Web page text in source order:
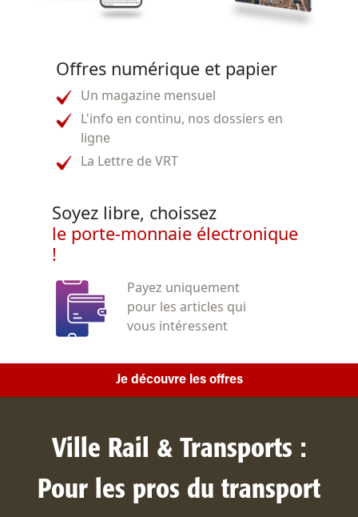
Offres numérique et papier
Un magazine mensuel
L'info en continu, nos dossiers en
ligne
La Lettre de VRT
Soyez libre, choissez
le porte-monnaie électronique
!
Payez uniquement
pour les articles qui
vous intéressent
Je découvre les offres
Ville Rail & Transports :
Pour les pros du transport